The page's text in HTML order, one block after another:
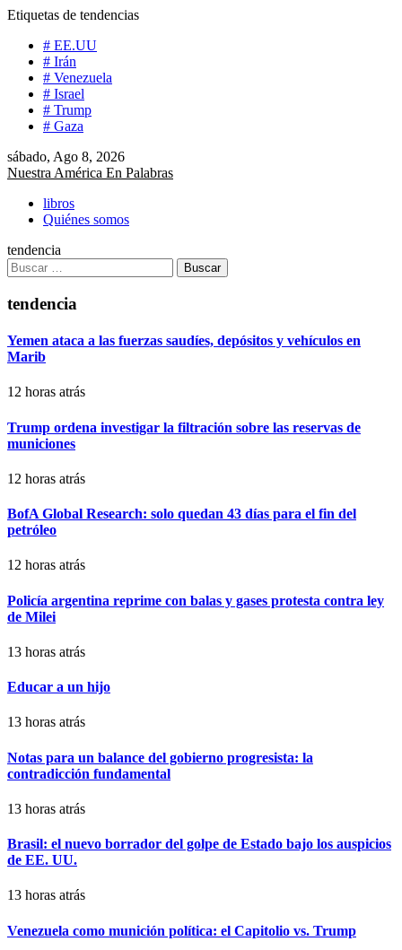
Saltar
contenido
Etiquetas de tendencias
# EE.UU
# Irán
# Venezuela
# Israel
# Trump
# Gaza
sábado, Ago 8, 2026
Nuestra América En Palabras
libros
Quiénes somos
tendencia
Buscar:
tendencia
Yemen ataca a las fuerzas saudíes, depósitos y vehículos en
Marib
12 horas atrás
Trump ordena investigar la filtración sobre las reservas de
municiones
12 horas atrás
BofA Global Research: solo quedan 43 días para el fin del
petróleo
12 horas atrás
Policía argentina reprime con balas y gases protesta contra ley
de Milei
13 horas atrás
Educar a un hijo
13 horas atrás
Notas para un balance del gobierno progresista: la
contradicción fundamental
13 horas atrás
Brasil: el nuevo borrador del golpe de Estado bajo los auspicios
de EE. UU.
13 horas atrás
Venezuela como munición política: el Capitolio vs. Trump